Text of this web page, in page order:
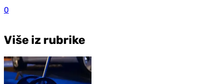
0
Više iz rubrike